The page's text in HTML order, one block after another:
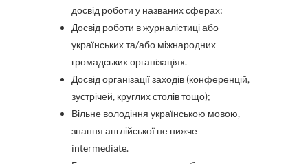
досвід роботи у названих сферах;
Досвід роботи в журналістиці або
українських та/або міжнародних
громадських організаціях.
Досвід організації заходів (конференцій,
зустрічей, круглих столів тощо);
Вільне володіння українською мовою,
знання англійської не нижче
intermediate.